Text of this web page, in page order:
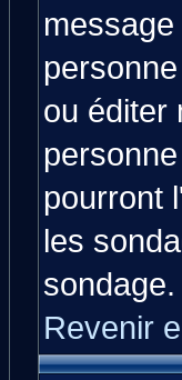
ou éditer
pourront
les
sondage.
Revenir